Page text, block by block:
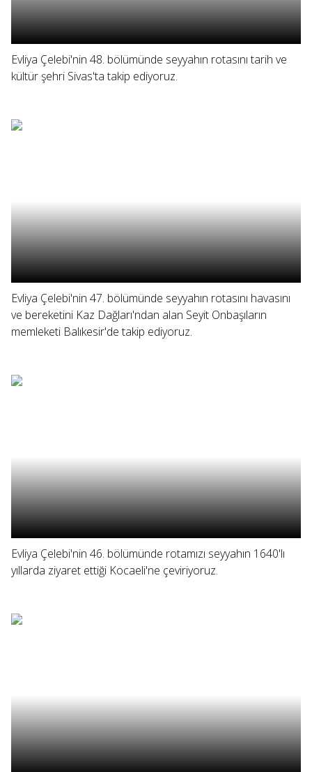
Evliya Çelebi'nin 48. bölümünde seyyahın rotasını tarih ve
kültür şehri Sivas'ta takip ediyoruz.
Evliya Çelebi'nin 47. bölümünde seyyahın rotasını havasını
ve bereketini Kaz Dağları'ndan alan Seyit Onbaşıların
memleketi Balıkesir'de takip ediyoruz.
Evliya Çelebi'nin 46. bölümünde rotamızı seyyahın 1640'lı
yıllarda ziyaret ettiği Kocaeli'ne çeviriyoruz.